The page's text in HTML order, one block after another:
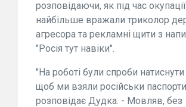
розповідаючи, як під час
найбільше вражали триколор
агресора та рекламні щити з
"Росія тут навіки".
"На роботі були спроби натиснути
щоб ми взяли російськи
розповідає Дудка. - Мовляв, без